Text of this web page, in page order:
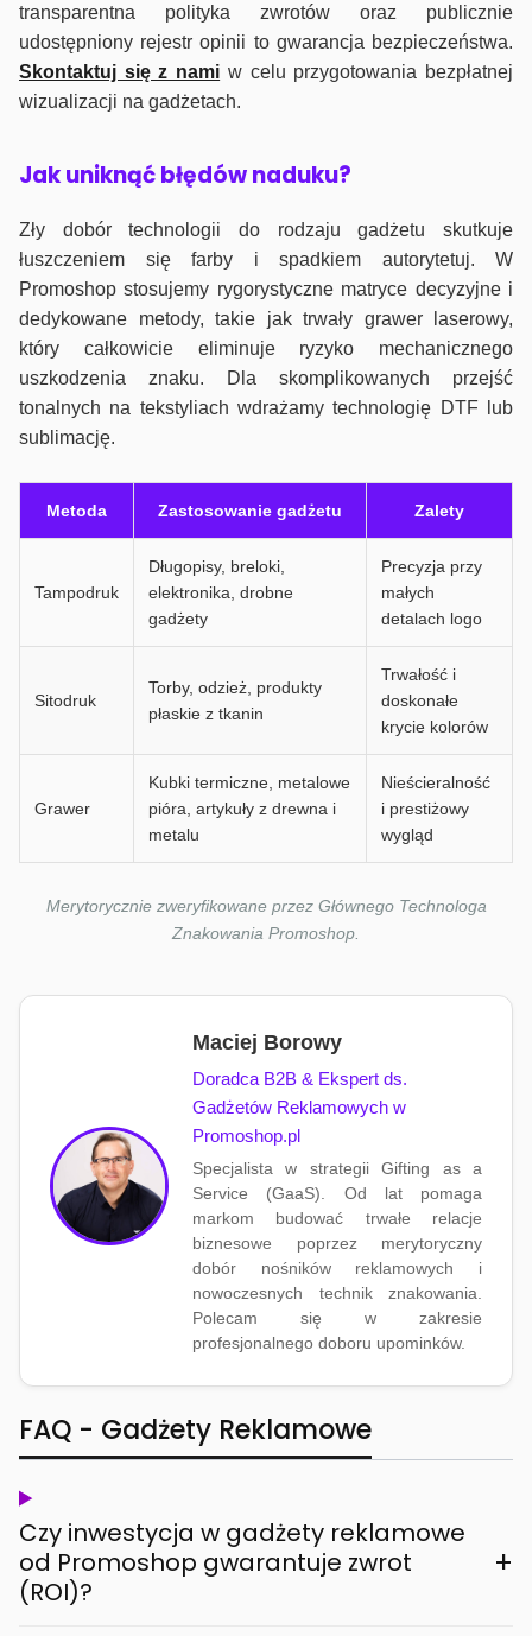
transparentna polityka zwrotów oraz publicznie
udostępniony rejestr opinii to gwarancja bezpieczeństwa.
Skontaktuj się z nami w celu przygotowania bezpłatnej
wizualizacji na gadżetach.
Jak uniknąć błędów naduku?
Zły dobór technologii do rodzaju gadżetu skutkuje
łuszczeniem się farby i spadkiem autorytetuj. W
Promoshop stosujemy rygorystyczne matryce decyzyjne i
dedykowane metody, takie jak trwały grawer laserowy,
który całkowicie eliminuje ryzyko mechanicznego
uszkodzenia znaku. Dla skomplikowanych przejść
tonalnych na tekstyliach wdrażamy technologię DTF lub
sublimację.
Metoda Zastosowanie gadżetu Zalety
Tampodruk
Długopisy, breloki,
elektronika, drobne
gadżety
Precyzja przy
małych
detalach logo
Sitodruk
Torby, odzież, produkty
płaskie z tkanin
Trwałość i
doskonałe
krycie kolorów
Grawer
Kubki termiczne, metalowe
pióra, artykuły z drewna i
metalu
Nieścieralność
i prestiżowy
wygląd
Merytorycznie zweryfikowane przez Głównego Technologa
Znakowania Promoshop.
Maciej Borowy
Doradca B2B & Ekspert ds.
Gadżetów Reklamowych w
Promoshop.pl
Specjalista w strategii Gifting as a
Service (GaaS). Od lat pomaga
markom budować trwałe relacje
biznesowe poprzez merytoryczny
dobór nośników reklamowych i
nowoczesnych technik znakowania.
Polecam się w zakresie
profesjonalnego doboru upominków.
FAQ - Gadżety Reklamowe
Czy inwestycja w gadżety reklamowe
od Promoshop gwarantuje zwrot
(ROI)?
+